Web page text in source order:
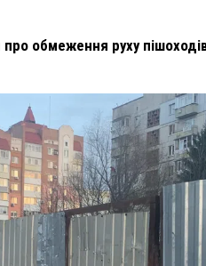
обмеження руху
ВНАСЛІДОК